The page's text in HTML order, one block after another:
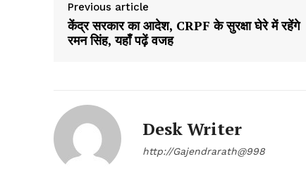
Previous article
केंद्र सरकार का आदेश, CRPF के सुरक्षा घेरे में रहेंगे
रमन सिंह, यहाँ पढ़ें वजह
Desk Writer
http://Gajendrarath@998